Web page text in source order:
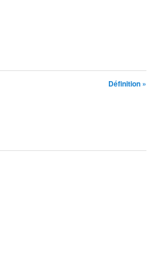
Définition »